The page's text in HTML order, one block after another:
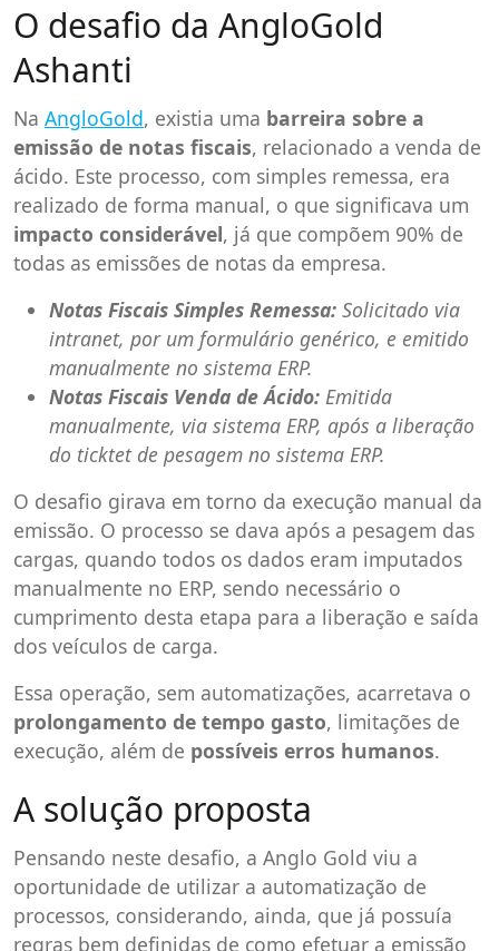
O desafio da AngloGold
Ashanti
Na AngloGold, existia uma barreira sobre a
emissão de notas fiscais, relacionado a venda de
ácido. Este processo, com simples remessa, era
realizado de forma manual, o que significava um
impacto considerável, já que compõem 90% de
todas as emissões de notas da empresa.
Notas Fiscais Simples Remessa: Solicitado via
intranet, por um formulário genérico, e emitido
manualmente no sistema ERP.
Notas Fiscais Venda de Ácido: Emitida
manualmente, via sistema ERP, após a liberação
do ticktet de pesagem no sistema ERP.
O desafio girava em torno da execução manual da
emissão. O processo se dava após a pesagem das
cargas, quando todos os dados eram imputados
manualmente no ERP, sendo necessário o
cumprimento desta etapa para a liberação e saída
dos veículos de carga.
Essa operação, sem automatizações, acarretava o
prolongamento de tempo gasto, limitações de
execução, além de possíveis erros humanos.
A solução proposta
Pensando neste desafio, a Anglo Gold viu a
oportunidade de utilizar a automatização de
processos, considerando, ainda, que já possuía
regras bem definidas de como efetuar a emissão